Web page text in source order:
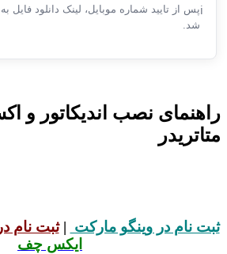
ℹ️پس از تایید شماره موبایل، لینک دانلود فایل
شد.
راهنمای نصب اندیکاتور و
متاتریدر
ثبت نام در وینگو مارکت |ثبت نام
ایکس چف